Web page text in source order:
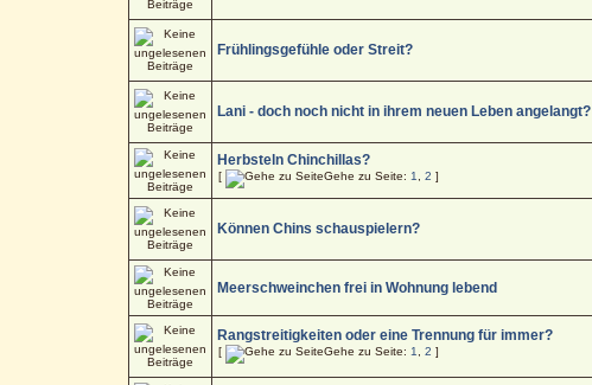
Frühlingsgefühle oder Streit?
Lani - doch noch nicht in ihrem neuen Leben angelangt?
Herbsteln Chinchillas?
[ Gehe zu Seite: 1 2 ]
Können Chins schauspielern?
Meerschweinchen frei in Wohnung lebend
Rangstreitigkeiten oder eine Trennung für immer?
[ Gehe zu Seite: 1 2 ]